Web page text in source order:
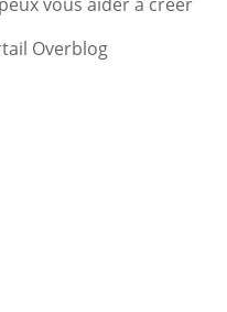
Overblog